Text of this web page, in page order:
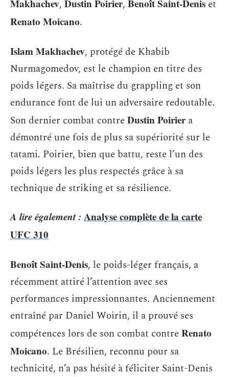
Makhachev, Dustin Poirier, Benoît Saint-Denis et
Renato Moicano.
Islam Makhachev, protégé de Khabib
Nurmagomedov, est le champion en titre des
poids légers. Sa maîtrise du grappling et son
endurance font de lui un adversaire redoutable.
Son dernier combat contreDustin Poiriera
démontré une fois de plus sa supériorité sur le
tatami. Poirier, bien que battu, reste l’un des
poids légers les plus respectés grâce à sa
technique de striking et sa résilience.
A lire également : Analyse complète de la carte
UFC 310
Benoît Saint-Denis, le poids-léger français, a
récemment attiré l’attention avec ses
performances impressionnantes. Anciennement
entraîné par Daniel Woirin, il a prouvé ses
compétences lors de son combat contreRenato
Moicano. Le Brésilien, reconnu pour sa
technicité, n’a pas hésité à féliciter Saint-Denis